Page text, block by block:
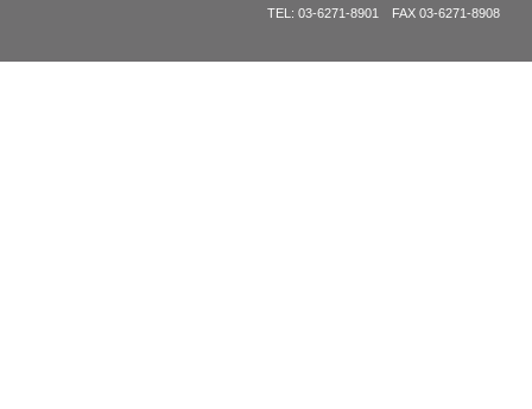
TEL: 03-6271-8901 FAX 03-6271-8908